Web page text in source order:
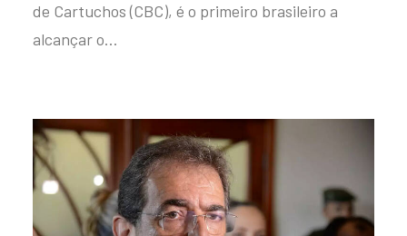
de Cartuchos (CBC), é o primeiro brasileiro a
alcançar o…